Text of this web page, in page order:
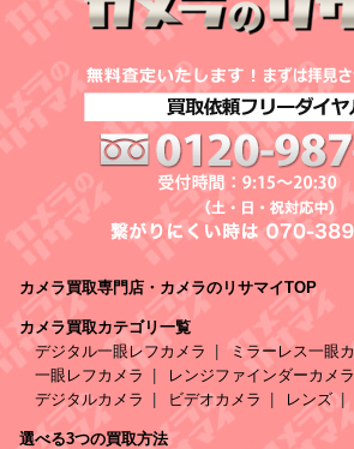
カメラ買取専門店・カメラのリサマイTOP
カメラ買取カテゴリ一覧
デジタル一眼レフカメラ
ミラーレス一眼
一眼レフカメラ
レンジファインダーカメラ
デジタルカメラ
ビデオカメラ レンズ
選べる3つの買取方法